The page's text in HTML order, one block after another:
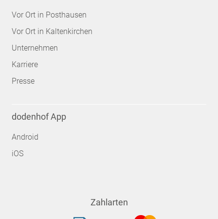
Vor Ort in Posthausen
Vor Ort in Kaltenkirchen
Unternehmen
Karriere
Presse
dodenhof App
Android
iOS
Zahlarten